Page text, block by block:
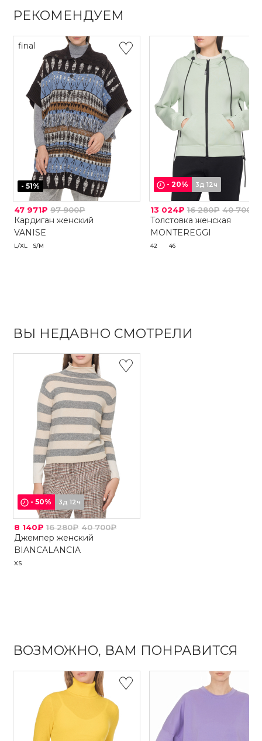
РЕКОМЕНДУЕМ
final
-51%
47 971₽ 97 900₽
Кардиган женский
VANISE
L/XL S/M
-20% 3д 12ч
13 024₽ 16 280₽ 40 700₽
Толстовка женская
MONTEREGGI
42 46
ВЫ НЕДАВНО СМОТРЕЛИ
-50% 3д 12ч
8 140₽ 16 280₽ 40 700₽
Джемпер женский
BIANCALANCIA
XS
ВОЗМОЖНО, ВАМ ПОНРАВИТСЯ